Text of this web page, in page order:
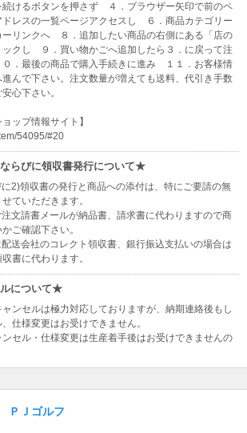
けるボタンを押さず ４．ブラウザー矢印で前のペ
レスの一覧ページアクセスし ６．商品カテゴリー
リンクへ ８．追加したい商品の右側にある「店の
ックし ９．買い物かごへ追加したら３．に戻って注
．最後の商品で購入手続きに進み １１．お客様情
んで下さい。注文数量が増えても送料、代引き手数
心下さい。
ップ情報サイト】
54095/#20
らびに領収書発行について★
2)領収書の発行と商品への添付は、特にご要請の無
ていただきます。
文請書メールが納品書、請求書に代わりますので商
ご確認下さい。
送会社のコレクト領収書、銀行振込支払いの場合は
書に代わります。
について★
ンセルは極力対応しておりますが、納期連絡後もし
仕様変更はお受けできません。
セル・仕様変更は生産着手後はお受けできませんの
ＰＪゴルフ